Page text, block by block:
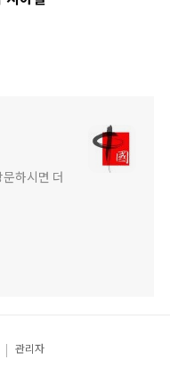
하시면 더
관리자